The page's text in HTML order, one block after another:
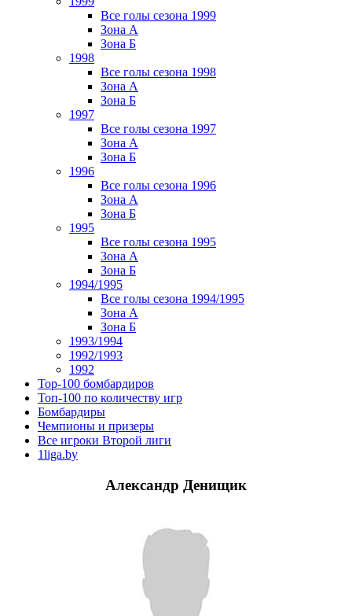
Все голы сезона 1999
Зона А
Зона Б
1998
Все голы сезона 1998
Зона А
Зона Б
1997
Все голы сезона 1997
Зона А
Зона Б
1996
Все голы сезона 1996
Зона А
Зона Б
1995
Все голы сезона 1995
Зона А
Зона Б
1994/1995
Все голы сезона 1994/1995
Зона А
Зона Б
1993/1994
1992/1993
1992
Top-100 бомбардиров
Топ-100 по количеству игр
Бомбардиры
Чемпионы и призеры
Все игроки Второй лиги
1liga.by
Александр Денищик